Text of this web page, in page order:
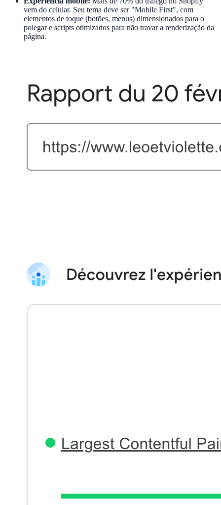
vem do celular. Seu tema deve ser "Mobile First", com
elementos de toque (botões, menus) dimensionados para o
polegar e scripts otimizados para não travar a renderização da
página.